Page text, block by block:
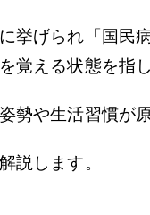
挙げられ「国民
覚える状態を指
勢や生活習慣が
説します。